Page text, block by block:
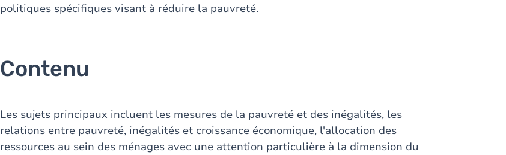
politiques spécifiques visant à réduire la pauvreté.
Contenu
Les sujets principaux incluent les mesures de la pauvreté et des inégalités, les
relations entre pauvreté, inégalités et croissance économique, l'allocation des
ressources au sein des ménages avec une attention particulière à la dimension du